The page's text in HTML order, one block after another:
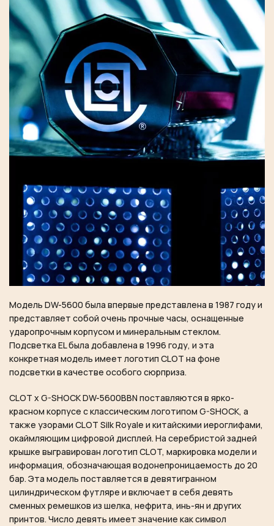
Модель DW-5600 была впервые представлена ​​в 1987 году и
представляет собой очень прочные часы, оснащенные
ударопрочным корпусом и минеральным стеклом.
Подсветка EL была добавлена ​​в 1996 году, и эта
конкретная модель имеет логотип CLOT на фоне
подсветки в качестве особого сюрприза.
CLOT x G-SHOCK DW-5600BBN поставляются в ярко-
красном корпусе с классическим логотипом G-SHOCK, а
также узорами CLOT Silk Royale и китайскими иероглифами,
окаймляющим цифровой дисплей. На серебристой задней
крышке выгравирован логотип CLOT, маркировка модели и
информация, обозначающая водонепроницаемость до 20
бар. Эта модель поставляется в девятигранном
цилиндрическом футляре и включает в себя девять
сменных ремешков из шелка, нефрита, инь-ян и других
принтов. Число девять имеет значение как символ